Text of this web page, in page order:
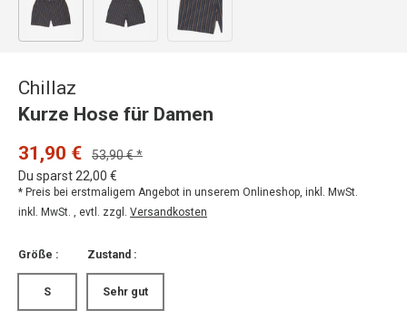
Bild 1 in Galerieansicht laden
Chillaz
Kurze Hose für Damen
31,90 €
53,90 € *
Du sparst 22,00 €
* Preis bei erstmaligem Angebot in unserem Onlineshop, inkl. MwSt.
inkl. MwSt. , evtl. zzgl. Versandkosten
Größe :
S
Zustand :
Sehr gut